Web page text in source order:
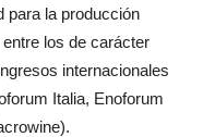
para la producción
los de carácter
internacionales
Italia, Enoforum